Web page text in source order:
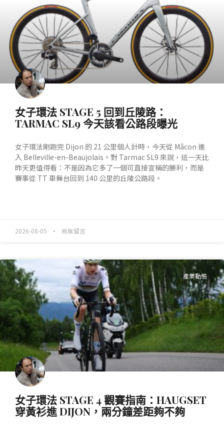
女子環法 STAGE 5 回到丘陵路：
TARMAC SL9 今天該看公路段曝光
女子環法剛跑完 Dijon 的 21 公里個人計時，今天從 Mâcon 進
入 Belleville-en-Beaujolais。對 Tarmac SL9 來說，這一天比
昨天更值得看：不是因為它多了一個可直接宣稱的勝利，而是
賽事從 TT 車舞台回到 140 公里的丘陵公路段。
2026-08-05 尚無留言
產業動態
女子環法 STAGE 4 觀賽指南：HAUGSET
穿黃衫進 DIJON，兩分鐘差距夠不夠